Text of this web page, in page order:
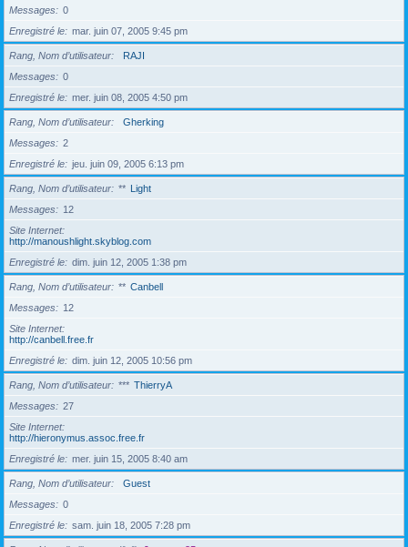
Messages
0
Enregistré le
mar. juin 07, 2005 9:45 pm
Rang, Nom d’utilisateur
RAJI
Messages
0
Enregistré le
mer. juin 08, 2005 4:50 pm
Rang, Nom d’utilisateur
Gherking
Messages
2
Enregistré le
jeu. juin 09, 2005 6:13 pm
Rang, Nom d’utilisateur ** Light
Messages
12
Site Internet
http://manoushlight.skyblog.com
Enregistré le
dim. juin 12, 2005 1:38 pm
Rang, Nom d’utilisateur ** Canbell
Messages
12
Site Internet
http://canbell.free.fr
Enregistré le
dim. juin 12, 2005 10:56 pm
Rang, Nom d’utilisateur *** ThierryA
Messages
27
Site Internet
http://hieronymus.assoc.free.fr
Enregistré le
mer. juin 15, 2005 8:40 am
Rang, Nom d’utilisateur
Guest
Messages
0
Enregistré le
sam. juin 18, 2005 7:28 pm